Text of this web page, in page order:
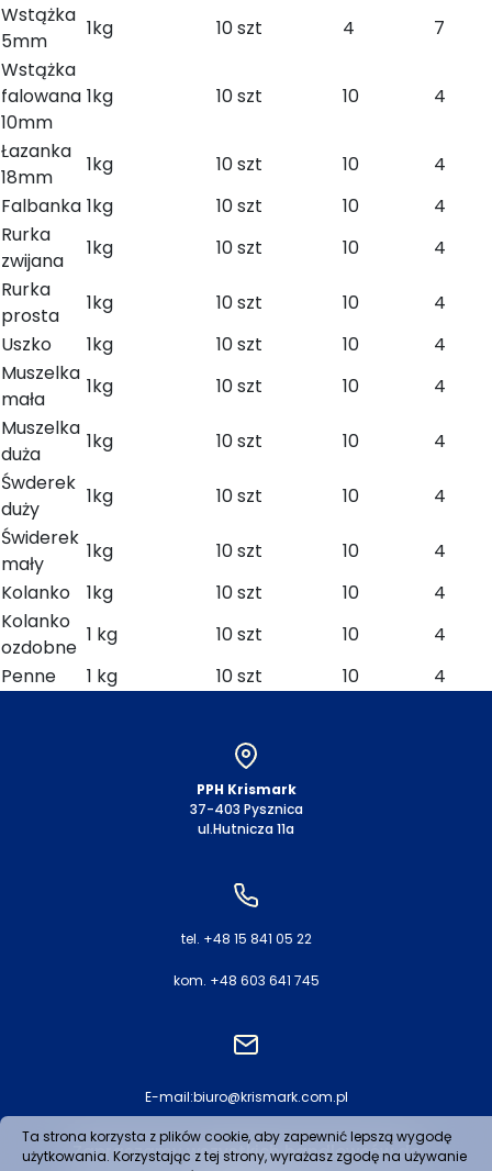
Wstążka
5mm
1kg 10 szt 4
7
Wstążka
falowana
10mm
1kg 10 szt 10 4
Łazanka
18mm
1kg 10 szt 10
4
Falbanka 1kg 10 szt 10
4
Rurka
zwijana
1kg 10 szt 10
4
Rurka
prosta
1kg 10 szt 10
4
Uszko
1kg 10 szt 10
4
Muszelka
mała
1kg 10 szt 10
4
Muszelka
duża
1kg 10 szt 10
4
Śwderek
duży
1kg 10 szt 10
4
Świderek
mały
1kg 10 szt 10
4
Kolanko
1kg 10 szt 10
4
Kolanko
ozdobne
1 kg 10 szt 10
4
Penne
1 kg 10 szt 10 4
PPH Krismark
37-403 Pysznica
ul.Hutnicza 11a
tel. +48 15 841 05 22
kom. +48 603 641 745
E-mail:biuro@krismark.com.pl
Zapraszamy wszystkich handlowców do
Ta strona korzysta z plików cookie, aby zapewnić lepszą wygodę
użytkowania. Korzystając z tej strony, wyrażasz zgodę na używanie